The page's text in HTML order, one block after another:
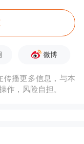
约赋予持有人
的任何时间
种资产的权
期权又是指
微博
传播更多信息，与本
作，风险自担。